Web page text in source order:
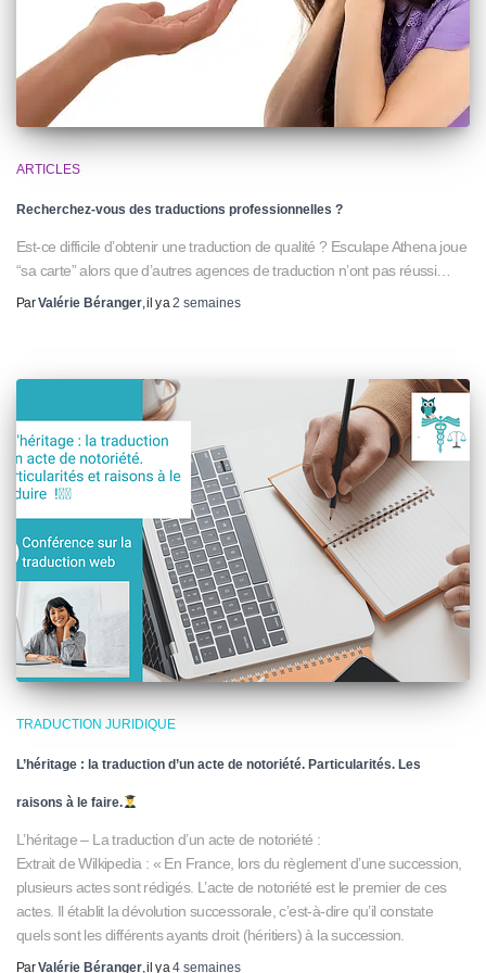
ARTICLES
Recherchez-vous des traductions professionnelles ?
Est-ce difficile d’obtenir une traduction de qualité ? Esculape Athena joue
“sa carte” alors que d’autres agences de traduction n’ont pas réussi…
ParValérie Béranger, il y a2 semaines
TRADUCTION JURIDIQUE
L’héritage : la traduction d’un acte de notoriété. Particularités. Les
raisons à le faire.
L’héritage – La traduction d’un acte de notoriété :
Extrait de Wilkipedia : « En France, lors du règlement d’une succession,
plusieurs actes sont rédigés. L’acte de notoriété est le premier de ces
actes. Il établit la dévolution successorale, c’est-à-dire qu’il constate
quels sont les différents ayants droit (héritiers) à la succession.
ParValérie Béranger, il y a4 semaines